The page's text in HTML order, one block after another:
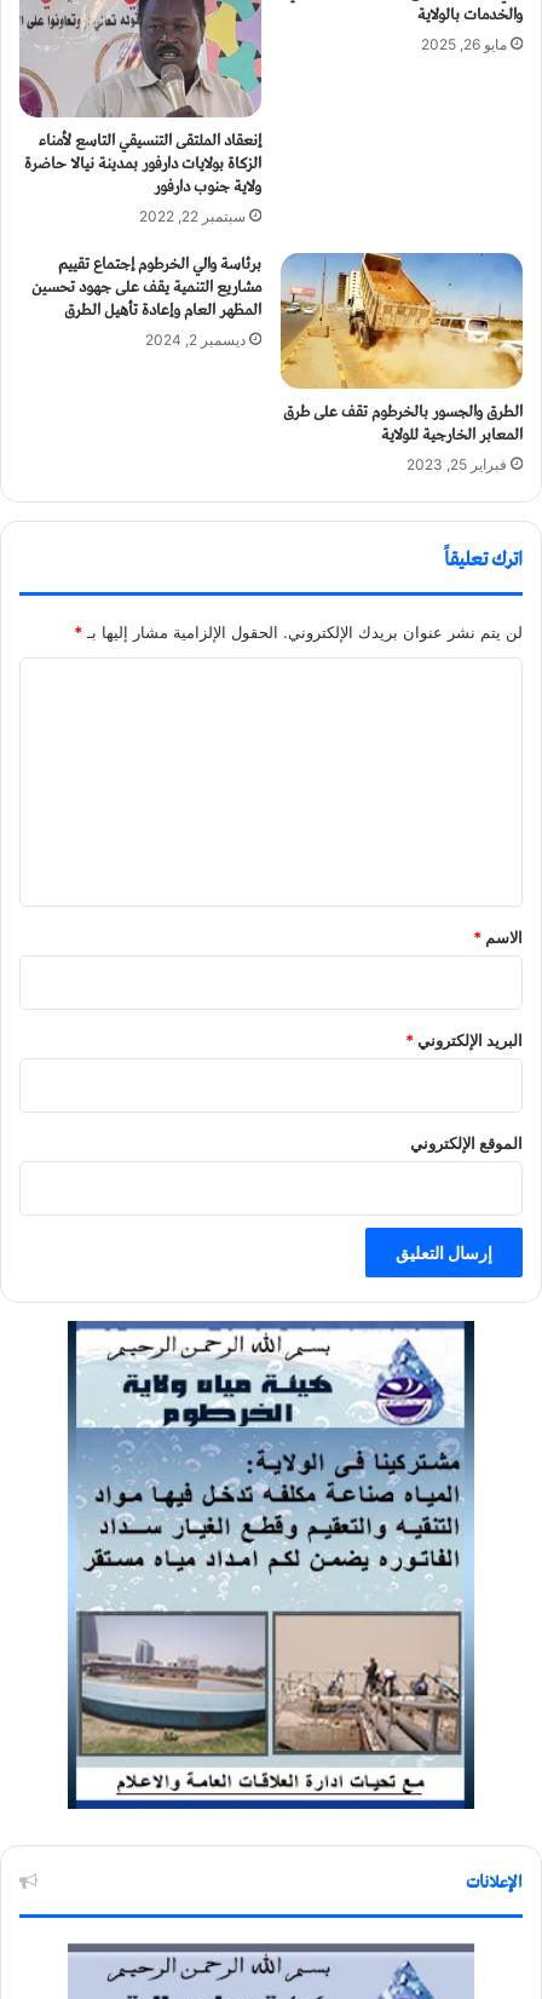
والخدمات بالولاية
مايو 26, 2025
إنعقاد الملتقى التنسيقي التاسع لأمناء
الزكاة بولايات دارفور بمدينة نيالا حاضرة
ولاية جنوب دارفور
سبتمبر 22, 2022
الطرق والجسور بالخرطوم تقف على طرق
المعابر الخارجية للولاية
فبراير 25, 2023
برئاسة والي الخرطوم إجتماع تقييم
مشاريع التنمية يقف على جهود تحسين
المظهر العام وإعادة تأهيل الطرق
ديسمبر 2, 2024
اترك تعليقاً
لن يتم نشر عنوان بريدك الإلكتروني. الحقول الإلزامية مشار إليها بـ*
الاسم *
البريد الإلكتروني*
الموقع الإلكتروني
الإعلانات